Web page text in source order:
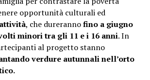
opportunità culturali ed
attività, che durerannofino a giugno
minori tra gli 11 e i 16 anni. In
al progetto stanno
verdure autunnali nell’orto